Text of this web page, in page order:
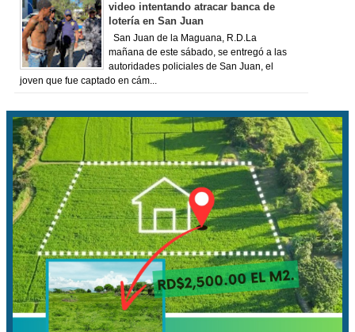
video intentando atracar banca de
lotería en San Juan
San Juan de la Maguana, R.D.La
mañana de este sábado, se entregó a las
autoridades policiales de San Juan, el
joven que fue captado en cám...